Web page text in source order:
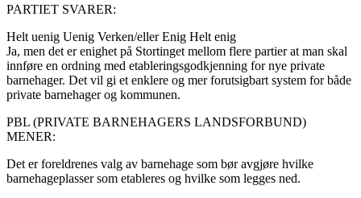
PARTIET SVARER:
Helt uenig Uenig Verken/ellerEnig Helt enig
Ja, men det er enighet på Stortinget mellom flere partier at man skal
innføre en ordning med etableringsgodkjenning for nye private
barnehager. Det vil gi et enklere og mer forutsigbart system for både
private barnehager og kommunen.
PBL (PRIVATE BARNEHAGERS LANDSFORBUND)
MENER:
Det er foreldrenes valg av barnehage som bør avgjøre hvilke
barnehageplasser som etableres og hvilke som legges ned.